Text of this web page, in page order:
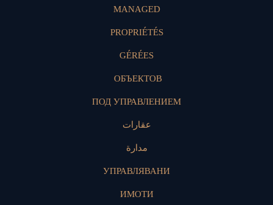
MANAGED
PROPRIÉTÉS
GÉRÉES
ОБЪЕКТОВ
ПОД УПРАВЛЕНИЕМ
عقارات
مدارة
УПРАВЛЯВАНИ
ИМОТИ